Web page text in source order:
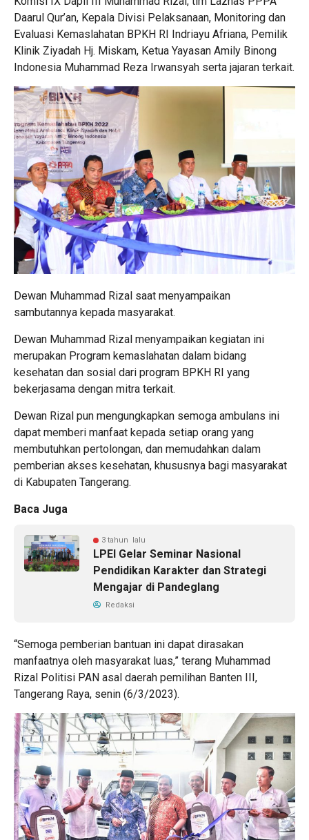
Daarul Qur’an, Kepala Divisi Pelaksanaan, Monitoring dan
Evaluasi Kemaslahatan BPKH RI Indriayu Afriana, Pemilik
Klinik Ziyadah Hj. Miskam, Ketua Yayasan Amily Binong
Indonesia Muhammad Reza Irwansyah serta jajaran terkait.
Dewan Muhammad Rizal saat menyampaikan
sambutannya kepada masyarakat.
Dewan Muhammad Rizal menyampaikan kegiatan ini
merupakan Program kemaslahatan dalam bidang
kesehatan dan sosial dari program BPKH RI yang
bekerjasama dengan mitra terkait.
Dewan Rizal pun mengungkapkan semoga ambulans ini
dapat memberi manfaat kepada setiap orang yang
membutuhkan pertolongan, dan memudahkan dalam
pemberian akses kesehatan, khususnya bagi masyarakat
di Kabupaten Tangerang.
Baca Juga
3 tahun lalu
LPEI Gelar Seminar Nasional
Pendidikan Karakter dan Strategi
Mengajar di Pandeglang
Redaksi
“Semoga pemberian bantuan ini dapat dirasakan
manfaatnya oleh masyarakat luas,” terang Muhammad
Rizal Politisi PAN asal daerah pemilihan Banten III,
Tangerang Raya, senin (6/3/2023).